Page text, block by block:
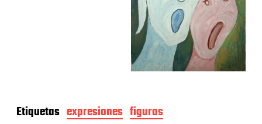
Etiquetas expresiones figuras